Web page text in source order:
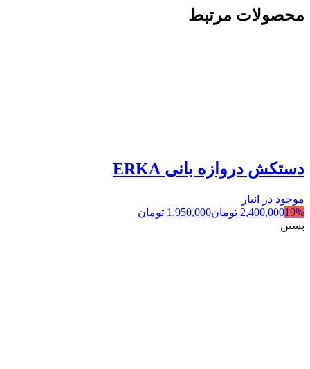
محصولات مرتبط
دستکش دروازه بانی ERKA
موجود در انبار
19%
2,400,000 تومان1,950,000 تومان
بستن